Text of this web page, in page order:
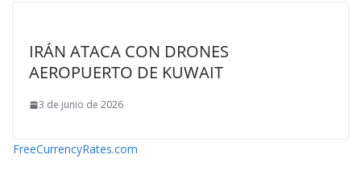
IRÁN ATACA CON DRONES
AEROPUERTO DE KUWAIT
3 de junio de 2026
FreeCurrencyRates.com